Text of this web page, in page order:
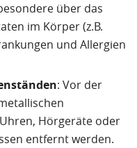
über das
im Körper (z.B.
und Allergien
: Vor der
Hörgeräte oder
entfernt werden.